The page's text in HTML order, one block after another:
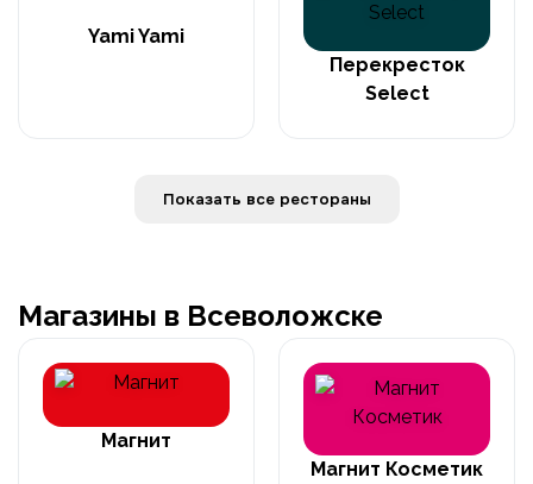
Yami Yami
Перекресток
Select
Показать все рестораны
Магазины в Всеволожске
Магнит
Магнит Косметик